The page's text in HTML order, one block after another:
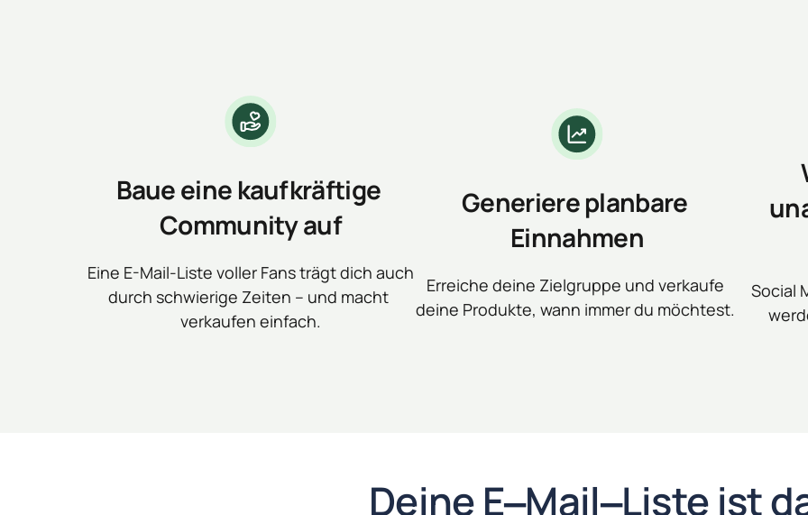
Baue eine kaufkräftige
Community auf
Eine E-Mail-Liste voller Fans trägt dich auch
durch schwierige Zeiten – und macht
verkaufen einfach.
Generiere planbare
Einnahmen
Erreiche deine Zielgruppe und verkaufe
deine Produkte, wann immer du möchtest.
Social
Deine E‒Mail‒Liste ist